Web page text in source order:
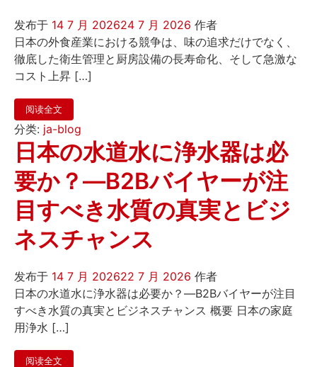
发布于 14 7 月 202624 7 月 2026 作者
日本の外食産業における競争は、味の追求だけでなく、
徹底した衛生管理と厨房設備の長寿命化、そして急激な
コスト上昇 […]
阅读全文
分类: ja-blog
日本の水道水に浄水器は必
要か？—B2Bバイヤーが注
目すべき水質の真実とビジ
ネスチャンス
发布于 14 7 月 202622 7 月 2026 作者
日本の水道水に浄水器は必要か？—B2Bバイヤーが注目
すべき水質の真実とビジネスチャンス 概要 日本の家庭
用浄水 […]
阅读全文